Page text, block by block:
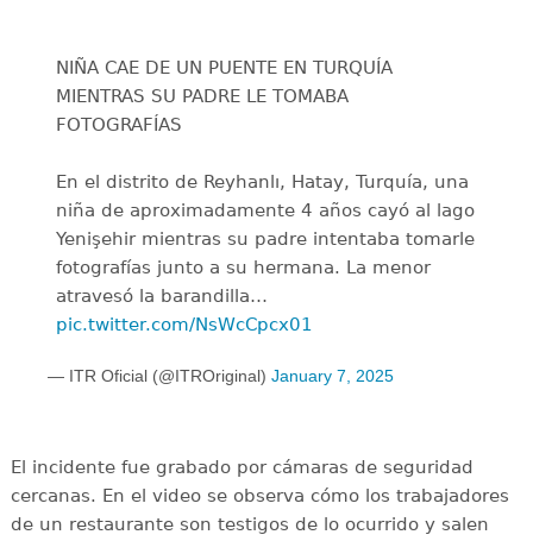
NIÑA CAE DE UN PUENTE EN TURQUÍA
MIENTRAS SU PADRE LE TOMABA
FOTOGRAFÍAS
En el distrito de Reyhanlı, Hatay, Turquía, una
niña de aproximadamente 4 años cayó al lago
Yenişehir mientras su padre intentaba tomarle
fotografías junto a su hermana. La menor
atravesó la barandilla…
pic.twitter.com/NsWcCpcx01
— ITR Oficial (@ITROriginal) January 7, 2025
El incidente fue grabado por cámaras de seguridad
cercanas. En el video se observa cómo los trabajadores
de un restaurante son testigos de lo ocurrido y salen